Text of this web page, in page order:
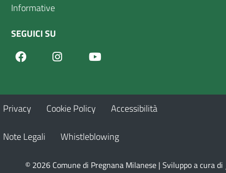
Informative
SEGUICI SU
FacebookInstagram
Privacy Cookie Policy Accessibilità
Note Legali Whistleblowing
© 2026 Comune di Pregnana Milanese | Sviluppo a cura di